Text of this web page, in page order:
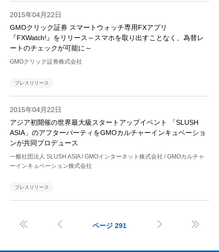
2015年04月22日
GMOクリック証券 スマートウォッチ専用FXアプリ
『FXWatch!』をリリース～スマホを取り出すことなく、為替レ
ートのチェックが可能に～
GMOクリック証券株式会社
プレスリリース
2015年04月22日
アジア初開催の世界最大級スタートアップイベント 「SLUSH
ASIA」のアフターパーティをGMOカルチャーインキュベーショ
ンが共同プロデュース
一般社団法人 SLUSH ASIA / GMOインターネット株式会社 / GMOカルチャ
ーインキュベーション株式会社
プレスリリース
  ページ 291  